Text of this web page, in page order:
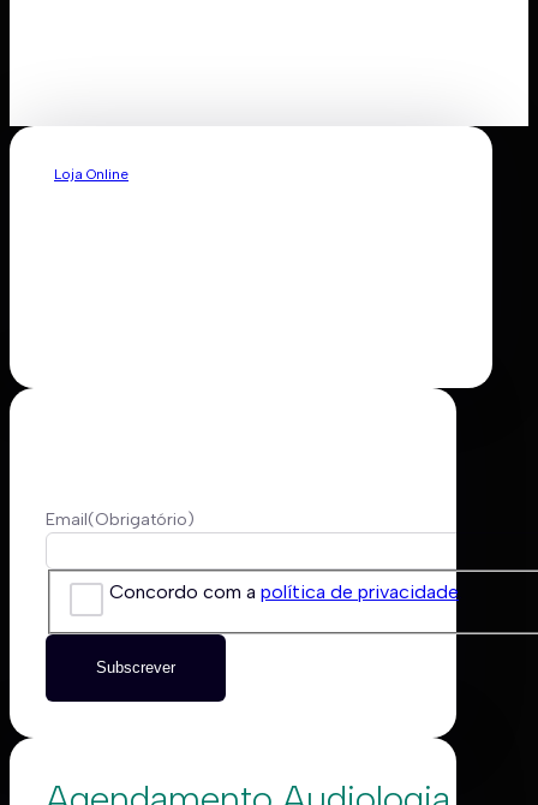
Loja Online
Email(Obrigatório)
Concordo com a política de privacidade
Subscrever